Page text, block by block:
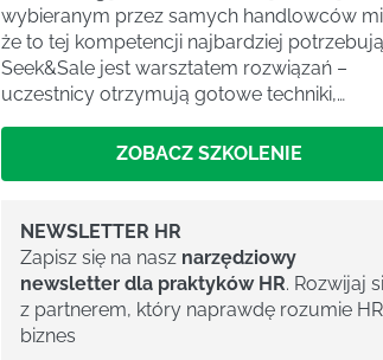
wybieranym przez samych handlowców
że to tej kompetencji najbardziej
Seek&Sale jest warsztatem rozwiązań –
uczestnicy otrzymują gotowe techniki,…
ZOBACZ SZKOLENIE
NEWSLETTER HR
Zapisz się na nasz narzędziowy
newsletter dla praktyków HR. Rozwijaj
z partnerem, który naprawdę rozumie
biznes